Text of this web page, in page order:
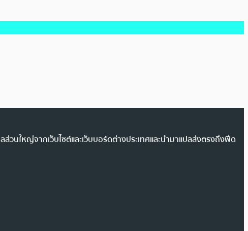
วนใหญ่จากเว็บไซต์และเว็บบอร์ดต่างประเทศและนำมาแปลส่งตรงถึงฟีด